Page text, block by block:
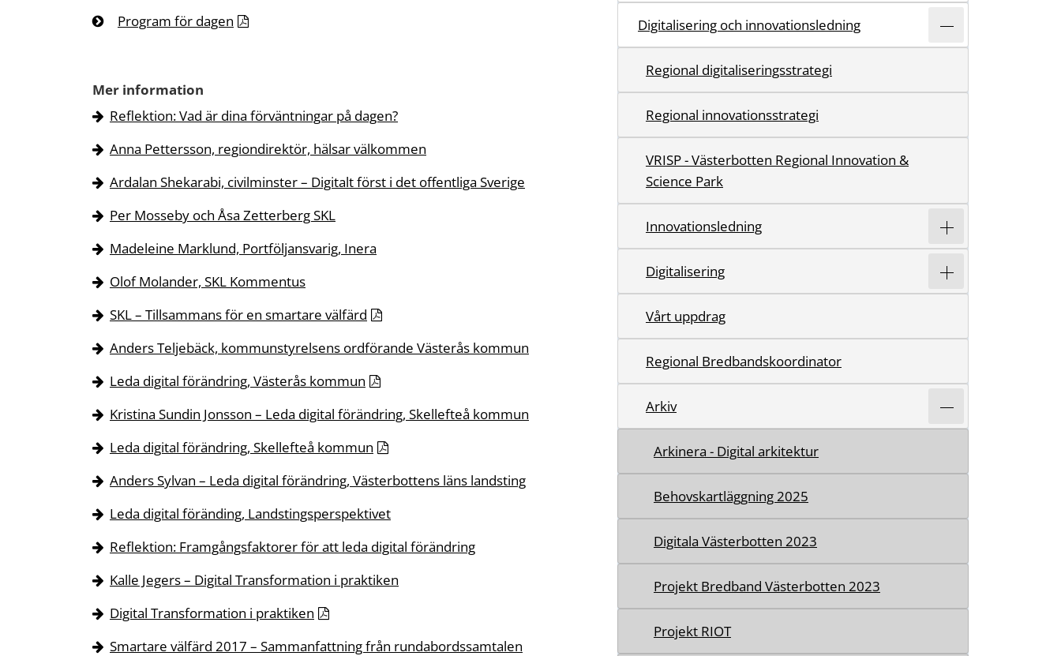
Program för dagen
Mer information
Reflektion: Vad är dina förväntningar på dagen?
Anna Pettersson, regiondirektör, hälsar välkommen
Ardalan Shekarabi, civilminster – Digitalt först i det offentliga Sverige
Per Mosseby och Åsa Zetterberg SKL
Madeleine Marklund, Portföljansvarig, Inera
Olof Molander, SKL Kommentus
SKL – Tillsammans för en smartare välfärd
Anders Teljebäck, kommunstyrelsens ordförande Västerås kommun
Leda digital förändring, Västerås kommun
Kristina Sundin Jonsson – Leda digital förändring, Skellefteå kommun
Leda digital förändring, Skellefteå kommun
Anders Sylvan – Leda digital förändring, Västerbottens läns landsting
Leda digital föränding, Landstingsperspektivet
Reflektion: Framgångsfaktorer för att leda digital förändring
Kalle Jegers – Digital Transformation i praktiken
Digital Transformation i praktiken
Smartare välfärd 2017 – Sammanfattning från rundabordssamtalen
Digitalisering och innovationsledning
Regional digitaliseringsstrategi
Regional innovationsstrategi
VRISP - Västerbotten Regional Innovation &
Science Park
Innovationsledning
Digitalisering
Vårt uppdrag
Regional Bredbandskoordinator
Arkiv
Arkinera - Digital arkitektur
Behovskartläggning 2025
Digitala Västerbotten 2023
Projekt Bredband Västerbotten 2023
Projekt RIOT